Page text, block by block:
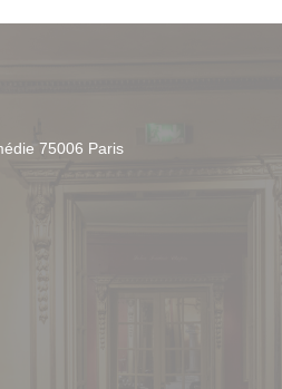
75006 Paris((在新窗口中打开))